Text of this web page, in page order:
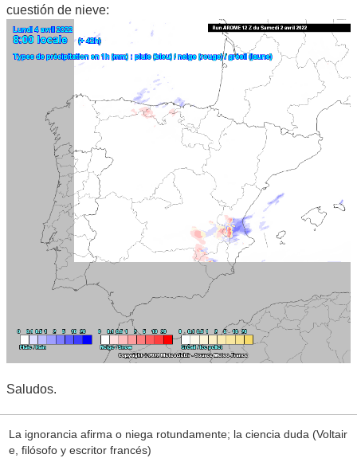
cuestión de nieve:
Saludos.
La ignorancia afirma o niega rotundamente; la ciencia duda (Voltair
e, filósofo y escritor francés)